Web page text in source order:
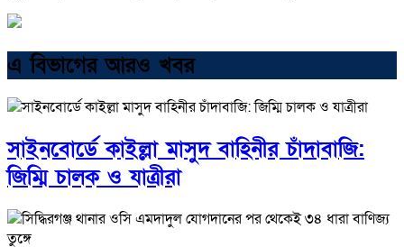
এ বিভাগের আরও খবর
সাইনবোর্ডে কাইল্লা মাসুদ বাহিনীর চাঁদাবাজি:
জিম্মি চালক ও যাত্রীরা